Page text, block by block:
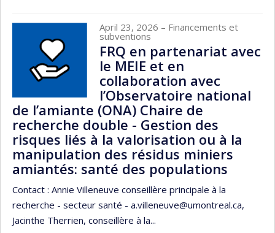
April 23, 2026 – Financements et
subventions
FRQ en partenariat avec
le MEIE et en
collaboration avec
l’Observatoire national
de l’amiante (ONA) Chaire de
recherche double - Gestion des
risques liés à la valorisation ou à la
manipulation des résidus miniers
amiantés: santé des populations
Contact : Annie Villeneuve conseillère principale à la
recherche - secteur santé - a.villeneuve@umontreal.ca,
Jacinthe Therrien, conseillère à la...